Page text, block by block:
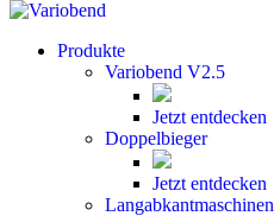
Produkte
Variobend V2.5
Jetzt entdecken
Doppelbieger
Jetzt entdecken
Langabkantmaschinen